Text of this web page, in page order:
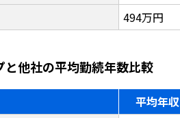
494万円
と他社の平均勤続年数比較
平均年収